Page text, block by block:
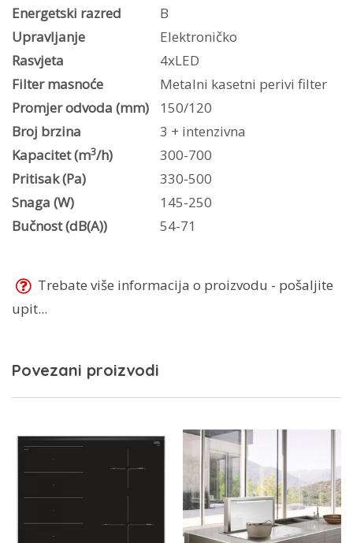
Energetski razred
B
Upravljanje
Elektroničko
Rasvjeta
4xLED
Filter masnoće
Metalni kasetni perivi filter
Promjer odvoda (mm)
150/120
Broj brzina
3 + intenzivna
Kapacitet (m3/h)
300-700
Pritisak (Pa)
330-500
Snaga (W)
145-250
Bučnost (dB(A))
54-71
Trebate više informacija o proizvodu - pošaljite
upit...
Povezani proizvodi